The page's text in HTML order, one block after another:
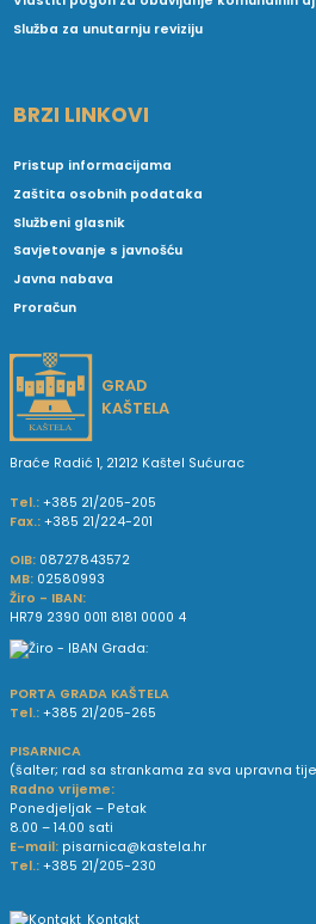
Služba za unutarnju reviziju
BRZI LINKOVI
Pristup informacijama
Zaštita osobnih podataka
Službeni glasnik
Savjetovanje s javnošću
Javna nabava
Proračun
GRAD
KAŠTELA
Braće Radić 1, 21212 Kaštel Sućurac
Tel.: +385 21/205-205
Fax.: +385 21/224-201
OIB: 08727843572
MB: 02580993
Žiro - IBAN:
HR79 2390 0011 8181 0000 4
PORTA GRADA KAŠTELA
Tel.: +385 21/205-265
PISARNICA
(šalter; rad sa strankama za sva upravna
Radno vrijeme:
Ponedjeljak – Petak
8.00 – 14.00 sati
E-mail: pisarnica@kastela.hr
Tel.: +385 21/205-230
Kontakt